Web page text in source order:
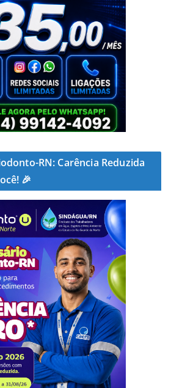
RN: Carência Reduzida
🎉